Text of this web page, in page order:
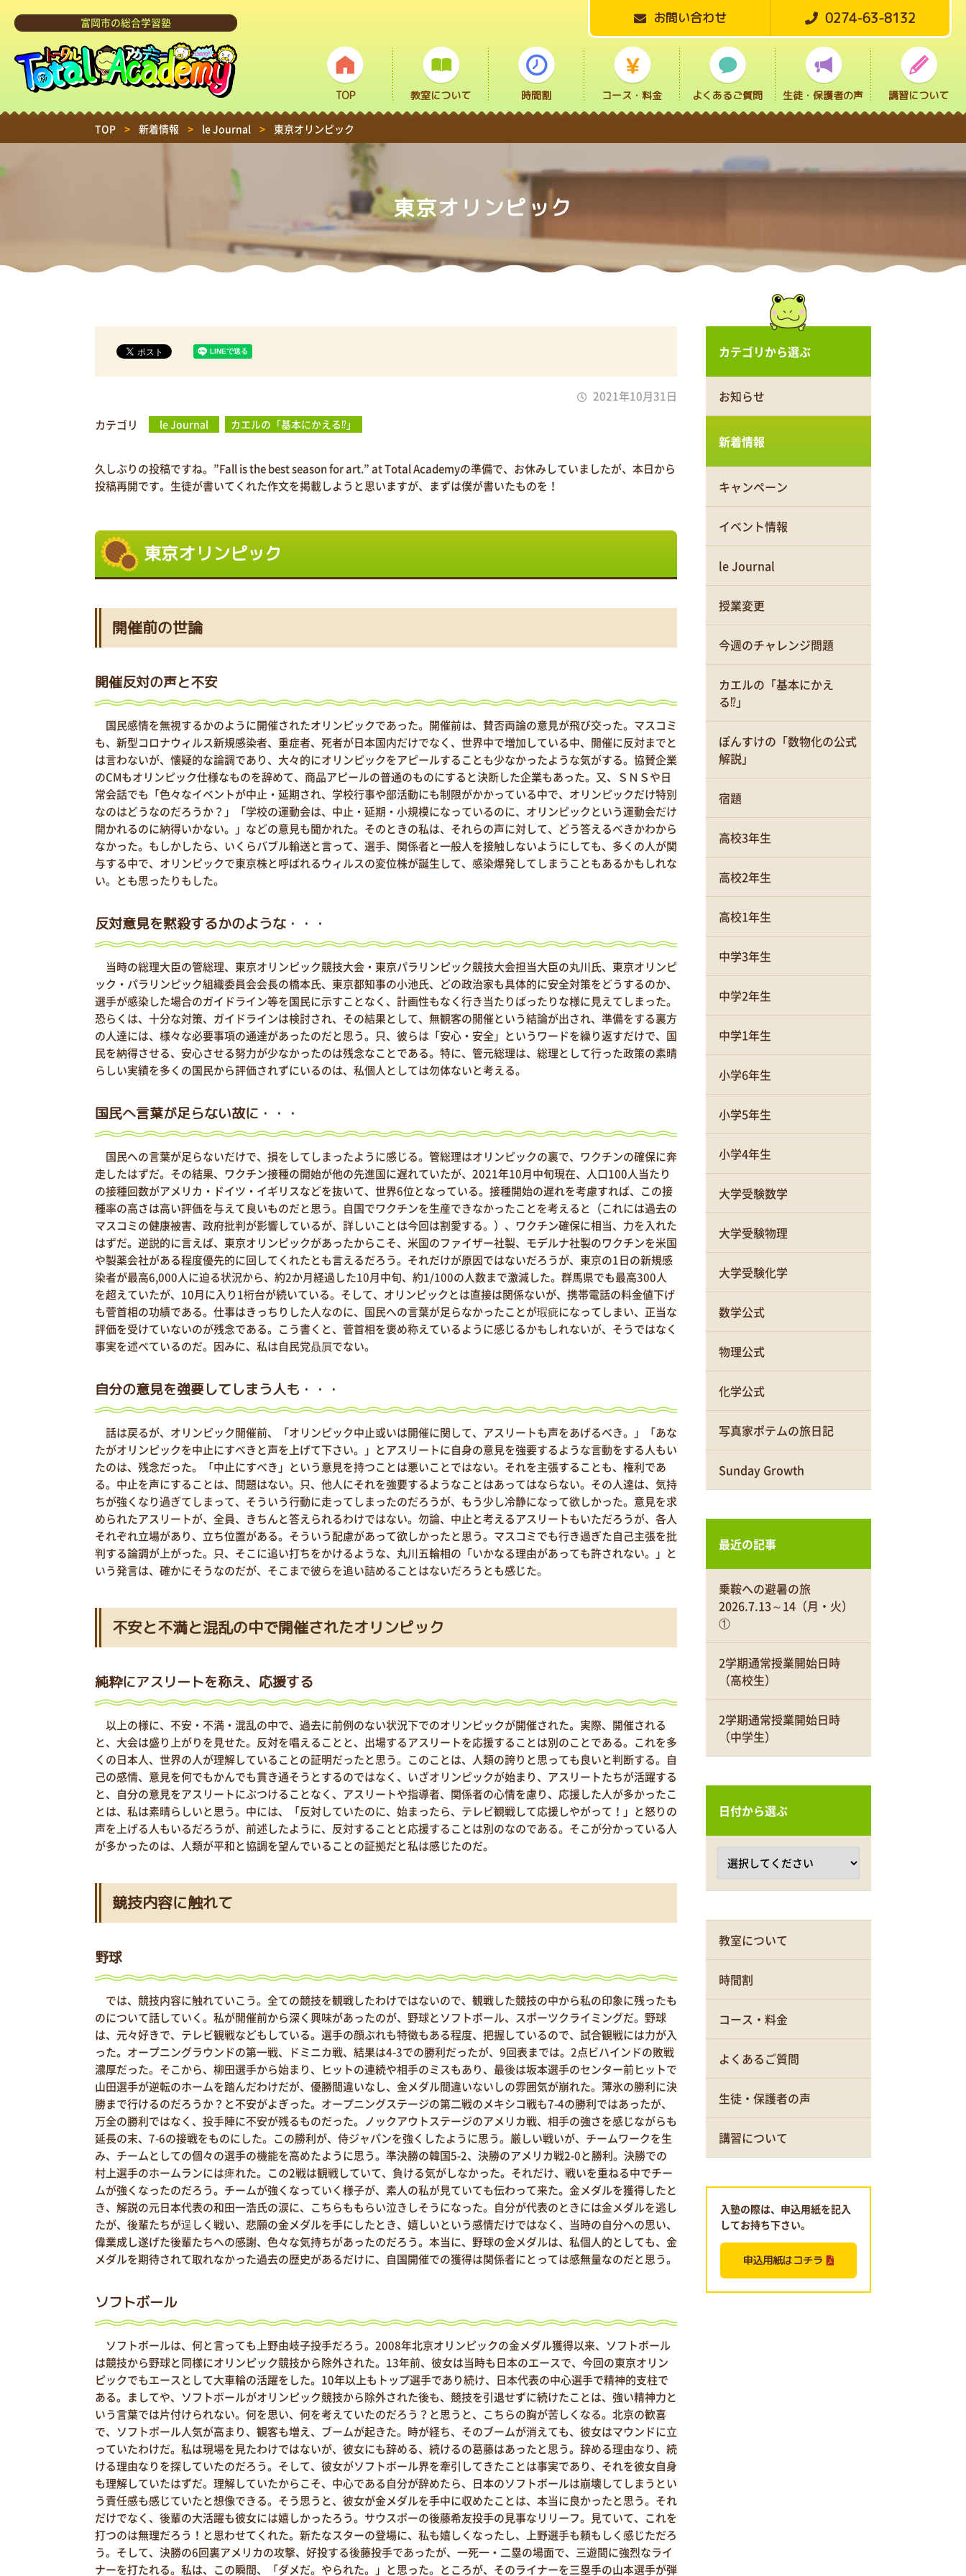
富岡市の総合学習塾 お問い合わせ 0274-63-8132
TOP 教室について 時間割 コース・料金 よくあるご質問 生徒・保護者の声 講習について
TOP > 新着情報 > le Journal > 東京オリンピック
東京オリンピック
2021年10月31日
カテゴリ
le Journal カエルの「基本にかえる⁉」
久しぶりの投稿ですね。”Fall is the best season for art.” at Total Academyの準備で、お休みしていましたが、本日から
投稿再開です。生徒が書いてくれた作文を掲載しようと思いますが、まずは僕が書いたものを！
東京オリンピック
開催前の世論
開催反対の声と不安
国民感情を無視するかのように開催されたオリンピックであった。開催前は、賛否両論の意見が飛び交った。マスコミ
も、新型コロナウィルス新規感染者、重症者、死者が日本国内だけでなく、世界中で増加している中、開催に反対までと
は言わないが、懐疑的な論調であり、大々的にオリンピックをアピールすることも少なかったような気がする。協賛企業
のCMもオリンピック仕様なものを辞めて、商品アピールの普通のものにすると決断した企業もあった。又、ＳＮＳや日
常会話でも「色々なイベントが中止・延期され、学校行事や部活動にも制限がかかっている中で、オリンピックだけ特別
なのはどうなのだろうか？」「学校の運動会は、中止・延期・小規模になっているのに、オリンピックという運動会だけ
開かれるのに納得いかない。」などの意見も聞かれた。そのときの私は、それらの声に対して、どう答えるべきかわから
なかった。もしかしたら、いくらバブル輸送と言って、選手、関係者と一般人を接触しないようにしても、多くの人が関
与する中で、オリンピックで東京株と呼ばれるウィルスの変位株が誕生して、感染爆発してしまうこともあるかもしれな
い。とも思ったりもした。
反対意見を黙殺するかのような・・・
当時の総理大臣の管総理、東京オリンピック競技大会・東京パラリンピック競技大会担当大臣の丸川氏、東京オリンピ
ック・パラリンピック組織委員会会長の橋本氏、東京都知事の小池氏、どの政治家も具体的に安全対策をどうするのか、
選手が感染した場合のガイドライン等を国民に示すことなく、計画性もなく行き当たりばったりな様に見えてしまった。
恐らくは、十分な対策、ガイドラインは検討され、その結果として、無観客の開催という結論が出され、準備をする裏方
の人達には、様々な必要事項の通達があったのだと思う。只、彼らは「安心・安全」というワードを繰り返すだけで、国
民を納得させる、安心させる努力が少なかったのは残念なことである。特に、管元総理は、総理として行った政策の素晴
らしい実績を多くの国民から評価されずにいるのは、私個人としては勿体ないと考える。
国民へ言葉が足らない故に・・・
国民への言葉が足らないだけで、損をしてしまったように感じる。管総理はオリンピックの裏で、ワクチンの確保に奔
走したはずだ。その結果、ワクチン接種の開始が他の先進国に遅れていたが、2021年10月中旬現在、人口100人当たり
の接種回数がアメリカ・ドイツ・イギリスなどを抜いて、世界6位となっている。接種開始の遅れを考慮すれば、この接
種率の高さは高い評価を与えて良いものだと思う。自国でワクチンを生産できなかったことを考えると（これには過去の
マスコミの健康被害、政府批判が影響しているが、詳しいことは今回は割愛する。）、ワクチン確保に相当、力を入れた
はずだ。逆説的に言えば、東京オリンピックがあったからこそ、米国のファイザー社製、モデルナ社製のワクチンを米国
や製薬会社がある程度優先的に回してくれたとも言えるだろう。それだけが原因ではないだろうが、東京の1日の新規感
染者が最高6,000人に迫る状況から、約2か月経過した10月中旬、約1/100の人数まで激減した。群馬県でも最高300人
を超えていたが、10月に入り1桁台が続いている。そして、オリンピックとは直接は関係ないが、携帯電話の料金値下げ
も菅首相の功績である。仕事はきっちりした人なのに、国民への言葉が足らなかったことが瑕疵になってしまい、正当な
評価を受けていないのが残念である。こう書くと、菅首相を褒め称えているように感じるかもしれないが、そうではなく
事実を述べているのだ。因みに、私は自民党贔屓でない。
自分の意見を強要してしまう人も・・・
話は戻るが、オリンピック開催前、「オリンピック中止或いは開催に関して、アスリートも声をあげるべき。」「あな
たがオリンピックを中止にすべきと声を上げて下さい。」とアスリートに自身の意見を強要するような言動をする人もい
たのは、残念だった。「中止にすべき」という意見を持つことは悪いことではない。それを主張することも、権利であ
る。中止を声にすることは、問題はない。只、他人にそれを強要するようなことはあってはならない。その人達は、気持
ちが強くなり過ぎてしまって、そういう行動に走ってしまったのだろうが、もう少し冷静になって欲しかった。意見を求
められたアスリートが、全員、きちんと答えられるわけではない。勿論、中止と考えるアスリートもいただろうが、各人
それぞれ立場があり、立ち位置がある。そういう配慮があって欲しかったと思う。マスコミでも行き過ぎた自己主張を批
判する論調が上がった。只、そこに追い打ちをかけるような、丸川五輪相の「いかなる理由があっても許されない。」と
いう発言は、確かにそうなのだが、そこまで彼らを追い詰めることはないだろうとも感じた。
不安と不満と混乱の中で開催されたオリンピック
純粋にアスリートを称え、応援する
以上の様に、不安・不満・混乱の中で、過去に前例のない状況下でのオリンピックが開催された。実際、開催される
と、大会は盛り上がりを見せた。反対を唱えることと、出場するアスリートを応援することは別のことである。これを多
くの日本人、世界の人が理解していることの証明だったと思う。このことは、人類の誇りと思っても良いと判断する。自
己の感情、意見を何でもかんでも貫き通そうとするのではなく、いざオリンピックが始まり、アスリートたちが活躍する
と、自分の意見をアスリートにぶつけることなく、アスリートや指導者、関係者の心情を慮り、応援した人が多かったこ
とは、私は素晴らしいと思う。中には、「反対していたのに、始まったら、テレビ観戦して応援しやがって！」と怒りの
声を上げる人もいるだろうが、前述したように、反対することと応援することは別のなのである。そこが分かっている人
が多かったのは、人類が平和と協調を望んでいることの証拠だと私は感じたのだ。
競技内容に触れて
野球
では、競技内容に触れていこう。全ての競技を観戦したわけではないので、観戦した競技の中から私の印象に残ったも
のについて話していく。私が開催前から深く興味があったのが、野球とソフトボール、スポーツクライミングだ。野球
は、元々好きで、テレビ観戦などもしている。選手の顔ぶれも特徴もある程度、把握しているので、試合観戦には力が入
った。オープニングラウンドの第一戦、ドミニカ戦、結果は4-3での勝利だったが、9回表までは。2点ビハインドの敗戦
濃厚だった。そこから、柳田選手から始まり、ヒットの連続や相手のミスもあり、最後は坂本選手のセンター前ヒットで
山田選手が逆転のホームを踏んだわけだが、優勝間違いなし、金メダル間違いないしの雰囲気が崩れた。薄氷の勝利に決
勝まで行けるのだろうか？と不安がよぎった。オープニングステージの第二戦のメキシコ戦も7-4の勝利ではあったが、
万全の勝利ではなく、投手陣に不安が残るものだった。ノックアウトステージのアメリカ戦、相手の強さを感じながらも
延長の末、7-6の接戦をものにした。この勝利が、侍ジャパンを強くしたように思う。厳しい戦いが、チームワークを生
み、チームとしての個々の選手の機能を高めたように思う。準決勝の韓国5-2、決勝のアメリカ戦2-0と勝利。決勝での
村上選手のホームランには痺れた。この2戦は観戦していて、負ける気がしなかった。それだけ、戦いを重ねる中でチー
ムが強くなったのだろう。チームが強くなっていく様子が、素人の私が見ていても伝わって来た。金メダルを獲得したと
き、解説の元日本代表の和田一浩氏の涙に、こちらももらい泣きしそうになった。自分が代表のときには金メダルを逃し
たが、後輩たちが逞しく戦い、悲願の金メダルを手にしたとき、嬉しいという感情だけではなく、当時の自分への思い、
偉業成し遂げた後輩たちへの感謝、色々な気持ちがあったのだろう。本当に、野球の金メダルは、私個人的としても、金
メダルを期待されて取れなかった過去の歴史があるだけに、自国開催での獲得は関係者にとっては感無量なのだと思う。
ソフトボール
ソフトボールは、何と言っても上野由岐子投手だろう。2008年北京オリンピックの金メダル獲得以来、ソフトボール
は競技から野球と同様にオリンピック競技から除外された。13年前、彼女は当時も日本のエースで、今回の東京オリン
ピックでもエースとして大車輪の活躍をした。10年以上もトップ選手であり続け、日本代表の中心選手で精神的支柱で
ある。ましてや、ソフトボールがオリンピック競技から除外された後も、競技を引退せずに続けたことは、強い精神力と
いう言葉では片付けられない。何を思い、何を考えていたのだろう？と思うと、こちらの胸が苦しくなる。北京の歓喜
で、ソフトボール人気が高まり、観客も増え、ブームが起きた。時が経ち、そのブームが消えても、彼女はマウンドに立
っていたわけだ。私は現場を見たわけではないが、彼女にも辞める、続けるの葛藤はあったと思う。辞める理由なり、続
ける理由なりを探していたのだろう。そして、彼女がソフトボール界を牽引してきたことは事実であり、それを彼女自身
も理解していたはずだ。理解していたからこそ、中心である自分が辞めたら、日本のソフトボールは崩壊してしまうとい
う責任感も感じていたと想像できる。そう思うと、彼女が金メダルを手中に収めたことは、本当に良かったと思う。それ
だけでなく、後輩の大活躍も彼女には嬉しかったろう。サウスポーの後藤希友投手の見事なリリーフ。見ていて、これを
打つのは無理だろう！と思わせてくれた。新たなスターの登場に、私も嬉しくなったし、上野選手も頼もしく感じただろ
う。そして、決勝の6回裏アメリカの攻撃、好投する後藤投手であったが、一死一・二塁の場面で、三遊間に強烈なライ
ナーを打たれる。私は、この瞬間、「ダメだ。やられた。」と思った。ところが、そのライナーを三塁手の山本選手が弾
カテゴリから選ぶ
お知らせ
新着情報
キャンペーン
イベント情報
le Journal
授業変更
今週のチャレンジ問題
カエルの「基本にかえ
る⁉」
ぽんすけの「数物化の公式
解説」
宿題
高校3年生
高校2年生
高校1年生
中学3年生
中学2年生
中学1年生
小学6年生
小学5年生
小学4年生
大学受験数学
大学受験物理
大学受験化学
数学公式
物理公式
化学公式
写真家ポテムの旅日記
Sunday Growth
最近の記事
乗鞍への避暑の旅
2026.7.13～14（月・火）
①
2学期通常授業開始日時
（高校生）
2学期通常授業開始日時
（中学生）
日付から選ぶ
教室について
時間割
コース・料金
よくあるご質問
生徒・保護者の声
講習について
入塾の際は、申込用紙を記入
してお持ち下さい。
申込用紙はコチラ